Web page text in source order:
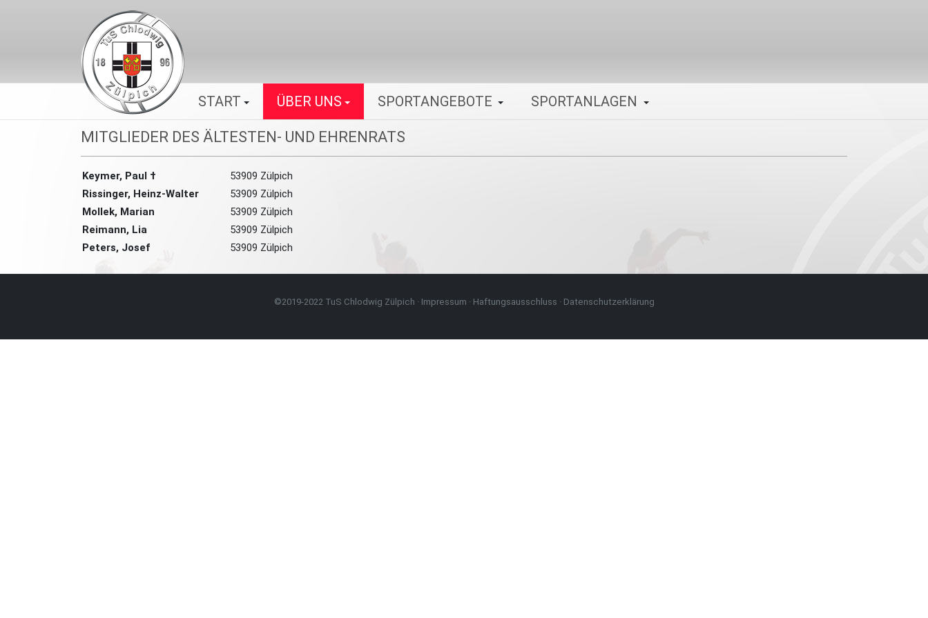
START ÜBER UNS SPORTANGEBOTE SPORTANLAGEN
MITGLIEDER DES ÄLTESTEN- UND EHRENRATS
Keymer, Paul †
53909 Zülpich
Rissinger, Heinz-Walter
53909 Zülpich
Mollek, Marian
53909 Zülpich
Reimann, Lia
53909 Zülpich
Peters, Josef
53909 Zülpich
©2019-2022 TuS Chlodwig Zülpich · Impressum · Haftungsausschluss · Datenschutzerklärung